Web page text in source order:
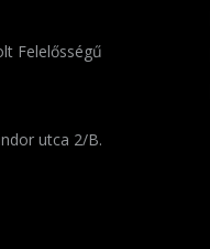
Felelősségű
utca 2/B.